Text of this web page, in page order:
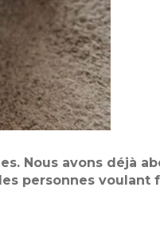
Nous avons déjà
personnes voulant